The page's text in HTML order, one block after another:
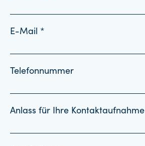
E-Mail *
Telefonnummer
Anlass für Ihre Kontaktaufnahme